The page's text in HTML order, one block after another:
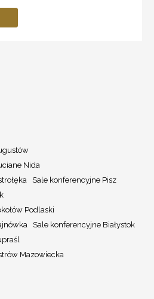
Nida
Sale konferencyjne Pisz
Podlaski
Sale konferencyjne Białystok
Mazowiecka